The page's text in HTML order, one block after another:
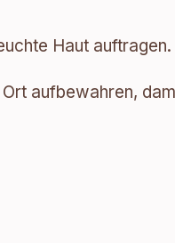
Haut auftragen.
aufbewahren,